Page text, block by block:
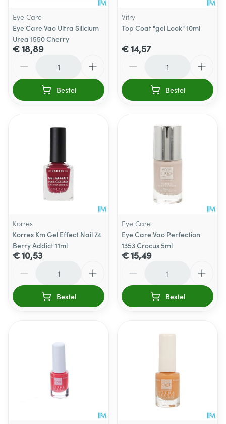
Eye Care
Eye Care Vao Ultra Silicium
Urea 1550 Cherry
€ 18,89
Bestel
Vitry
Top Coat "gel Look" 10ml
€ 14,57
Bestel
Korres
Korres Km Gel Effect Nail 74
Berry Addict 11ml
€ 10,53
Bestel
Eye Care
Eye Care Vao Perfection
1353 Crocus 5ml
€ 15,49
Bestel